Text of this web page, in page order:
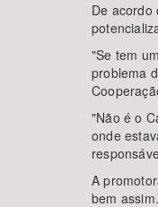
De acordo
"Se tem
problema
"Não é o
onde
A
bem